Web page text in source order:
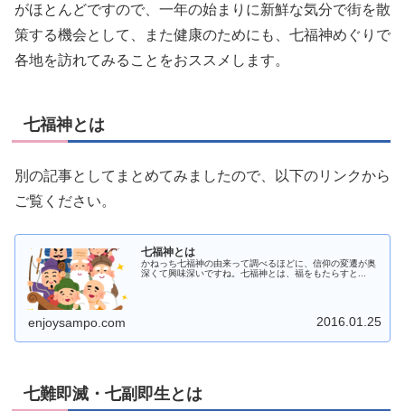
がほとんどですので、一年の始まりに新鮮な気分で街を散
策する機会として、また健康のためにも、七福神めぐりで
各地を訪れてみることをおススメします。
七福神とは
別の記事としてまとめてみましたので、以下のリンクから
ご覧ください。
七福神とは
かねっち七福神の由来って調べるほどに、信仰の変遷が奥
深くて興味深いですね。七福神とは、福をもたらすと...
enjoysampo.com 2016.01.25
七難即滅・七副即生とは